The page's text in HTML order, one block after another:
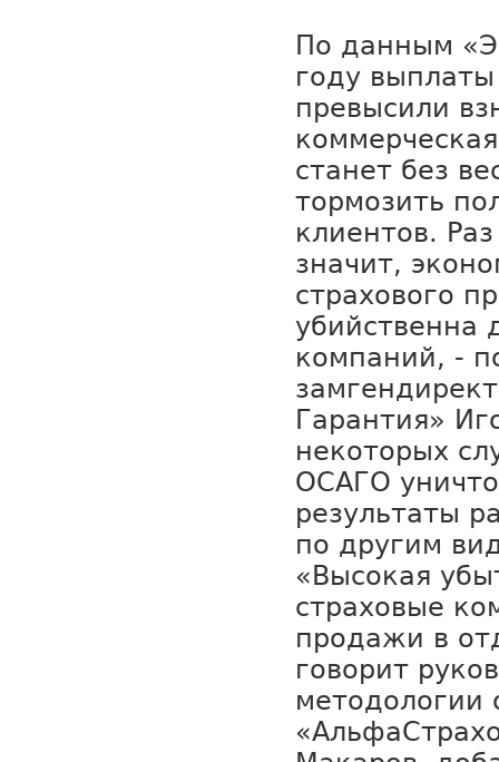
По данным
году
превысили
станет без
тормозить
клиентов.
значит,
страхового
убийственна
компаний, -
Гарантия»
некоторых
ОСАГО
результаты
по другим
«Высокая
страховые
продажи в
говорит
методологии